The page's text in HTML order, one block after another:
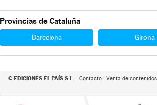
Provincias de Cataluña
Barcelona Girona
© EDICIONES EL PAÍS S.L. Contacto Venta de contenidos